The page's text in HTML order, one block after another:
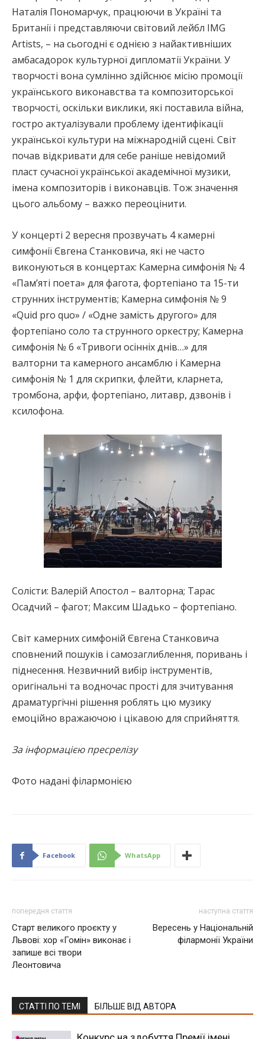
Наталія Пономарчук, працюючи в Україні та
Британії і представляючи світовий лейбл IMG
Artists, – на сьогодні є однією з найактивніших
амбасадорок культурної дипломатії України. У
творчості вона сумлінно здійснює місію промоції
українського виконавства та композиторської
творчості, оскільки виклики, які поставила війна,
гостро актуалізували проблему ідентифікації
української культури на міжнародній сцені. Світ
почав відкривати для себе раніше невідомий
пласт сучасної української академічної музики,
імена композиторів і виконавців. Тож значення
цього альбому – важко переоцінити.
У концерті 2 вересня прозвучать 4 камерні
симфонії Євгена Станковича, які не часто
виконуються в концертах: Камерна симфонія № 4
«Пам’яті поета» для фагота, фортепіано та 15-ти
струнних інструментів; Камерна симфонія № 9
«Quid pro quo» / «Одне замість другого» для
фортепіано соло та струнного оркестру; Камерна
симфонія № 6 «Тривоги осінніх днів…» для
валторни та камерного ансамблю і Камерна
симфонія № 1 для скрипки, флейти, кларнета,
тромбона, арфи, фортепіано, литавр, дзвонів і
ксилофона.
Солісти: Валерій Апостол – валторна; Тарас
Осадчий – фагот; Максим Шадько – фортепіано.
Світ камерних симфоній Євгена Станковича
сповнений пошуків і самозаглиблення, поривань і
піднесення. Незвичний вибір інструментів,
оригінальні та водночас прості для зчитування
драматургічні рішення роблять цю музику
емоційно вражаючою і цікавою для сприйняття.
За інформацією пресрелізу
Фото надані філармонією
Facebook WhatsApp
попередня стаття
Старт великого проєкту у
Львові: хор «Гомін» виконає і
запише всі твори
Леонтовича
наступна стаття
Вересень у Національній
філармонії України
СТАТТІ ПО ТЕМІ БІЛЬШЕ ВІД АВТОРА